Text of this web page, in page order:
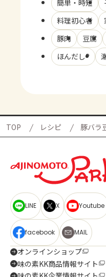
簡単・時短
料理初心者
豚肉
豆腐
ほんだし®
TOP レシピ 豚バラ
LINE X Youtube
facebook MAIL
オンラインショップ
味の素KK商品情報サイト